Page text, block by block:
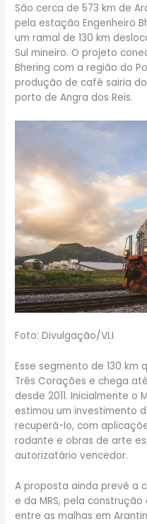
São cerca de 573 km de
pela estação Engenheiro
um ramal de 130 km
Sul mineiro. O projeto
Bhering com a região do
produção de café sairia
porto de Angra dos Reis.
Foto: Divulgação/VLI
Esse segmento de 130 km
Três Corações e chega
desde 2011. Inicialmente o
estimou um investimento
recuperá-lo, com
rodante e obras de arte
autorizatário vencedor.
A proposta ainda prevê a
e da MRS, pela
entre as malhas em